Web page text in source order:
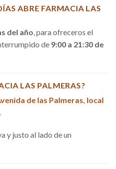
ABRE FARMACIA LAS
del año, para ofreceros el
de 9:00 a 21:30 de
LAS PALMERAS?
de las Palmeras, local
y justo al lado de un